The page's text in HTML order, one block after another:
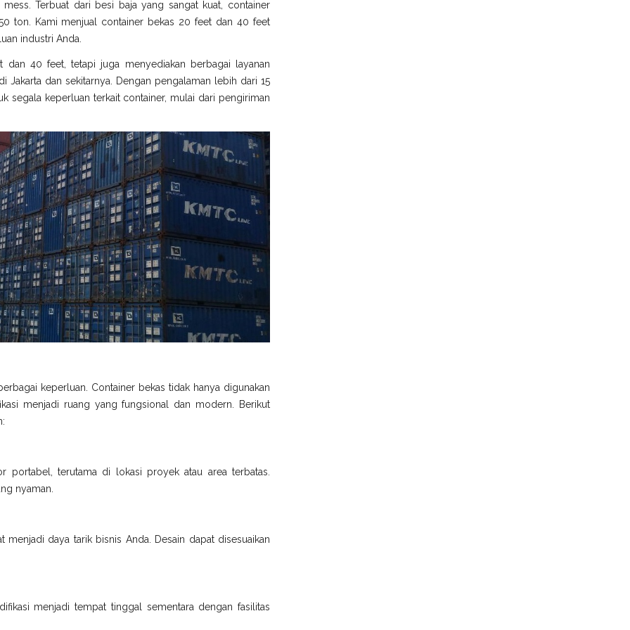
Terbuat dari besi baja yang sangat kuat, container
ton. Kami menjual container bekas 20 feet dan 40 feet
industri Anda.
40 feet, tetapi juga menyediakan berbagai layanan
Jakarta dan sekitarnya. Dengan pengalaman lebih dari 15
segala keperluan terkait container, mulai dari pengiriman
keperluan. Container bekas tidak hanya digunakan
menjadi ruang yang fungsional dan modern. Berikut
portabel, terutama di lokasi proyek atau area terbatas.
nyaman.
daya tarik bisnis Anda. Desain dapat disesuaikan
menjadi tempat tinggal sementara dengan fasilitas